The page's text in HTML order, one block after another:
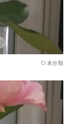
未分類